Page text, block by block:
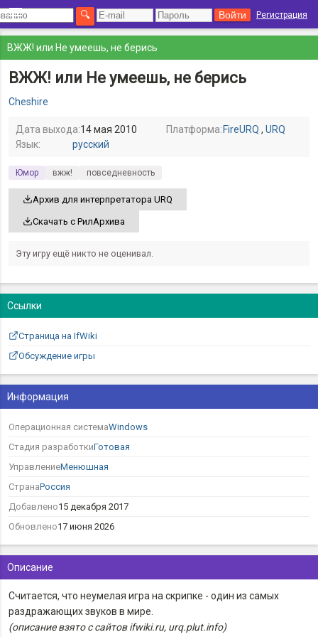
Регистрация
ВЖЖ! или Не умеешь, не берись
ВЖЖ! или Не умеешь, не берись
Cheshire
Дата выхода:14 мая 2010 Платформа:FireURQ , URQ
Язык:
русский
Юмор вжж! повседневность
Архив для интерпретатора URQ
Скачать с РилАрхива
Эту игру ещё никто не оценивал.
Описание
Считается, что неумелая игра на скрипке - один из самых
раздражающих звуков в мире.
(описание взято с сайтов ifwiki.ru, urq.plut.info)
Ссылки
Страница на IfWiki
Обсуждение игры
Информация
Операционная системаWindows
Стадия разработкиГотовая
УправлениеМенюшная
СтранаРоссия
Добавлено15 декабря 2017
Обновлено17 июня 2026